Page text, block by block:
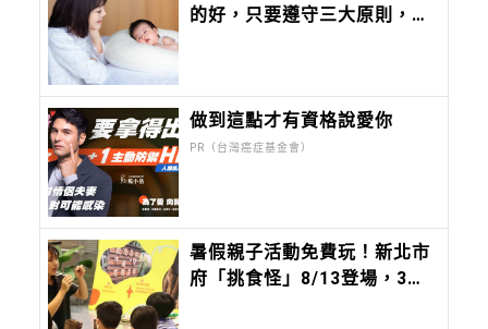
的好，只要遵守三大原則，減
做到這點才有資格說愛你
PR（台灣癌症基金會）
暑假親子活動免費玩！新北市
府「挑食怪」8/13登場，3大